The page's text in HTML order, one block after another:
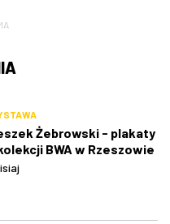
Żebrowski - plakaty
BWA w Rzeszowie